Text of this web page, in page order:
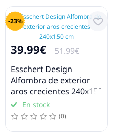
-23%
39.99€
51.99€
Esschert Design
Alfombra de exterior
aros crecientes 240x150
cm
En stock
(0)